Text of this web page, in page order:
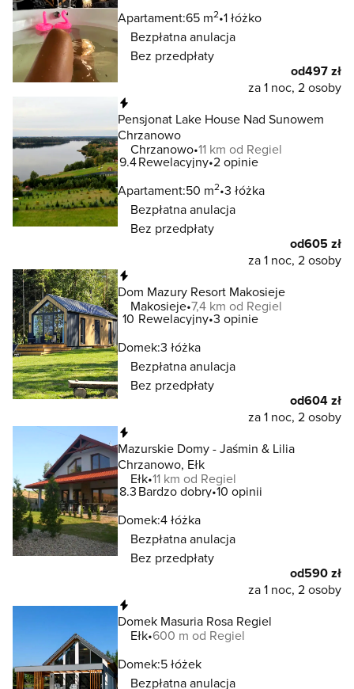
Apartament:65 m2 1 łóżko
Bezpłatna anulacja
Bez przedpłaty
od497 zł
za 1 noc, 2 osoby
Pensjonat Lake House Nad Sunowem
Chrzanowo
Chrzanowo 11 km od Regiel
9.4Rewelacyjny 2 opinie
Apartament:50 m2 3 łóżka
Bezpłatna anulacja
Bez przedpłaty
od605 zł
za 1 noc, 2 osoby
Dom Mazury Resort Makosieje
Makosieje 7,4 km od Regiel
10 Rewelacyjny 3 opinie
Domek:3 łóżka
Bezpłatna anulacja
Bez przedpłaty
od604 zł
za 1 noc, 2 osoby
Mazurskie Domy - Jaśmin & Lilia
Chrzanowo, Ełk
Ełk 11 km od Regiel
8.3Bardzo dobry 10 opinii
Domek:4 łóżka
Bezpłatna anulacja
Bez przedpłaty
od590 zł
za 1 noc, 2 osoby
Domek Masuria Rosa Regiel
Ełk 600 m od Regiel
Domek:5 łóżek
Bezpłatna anulacja